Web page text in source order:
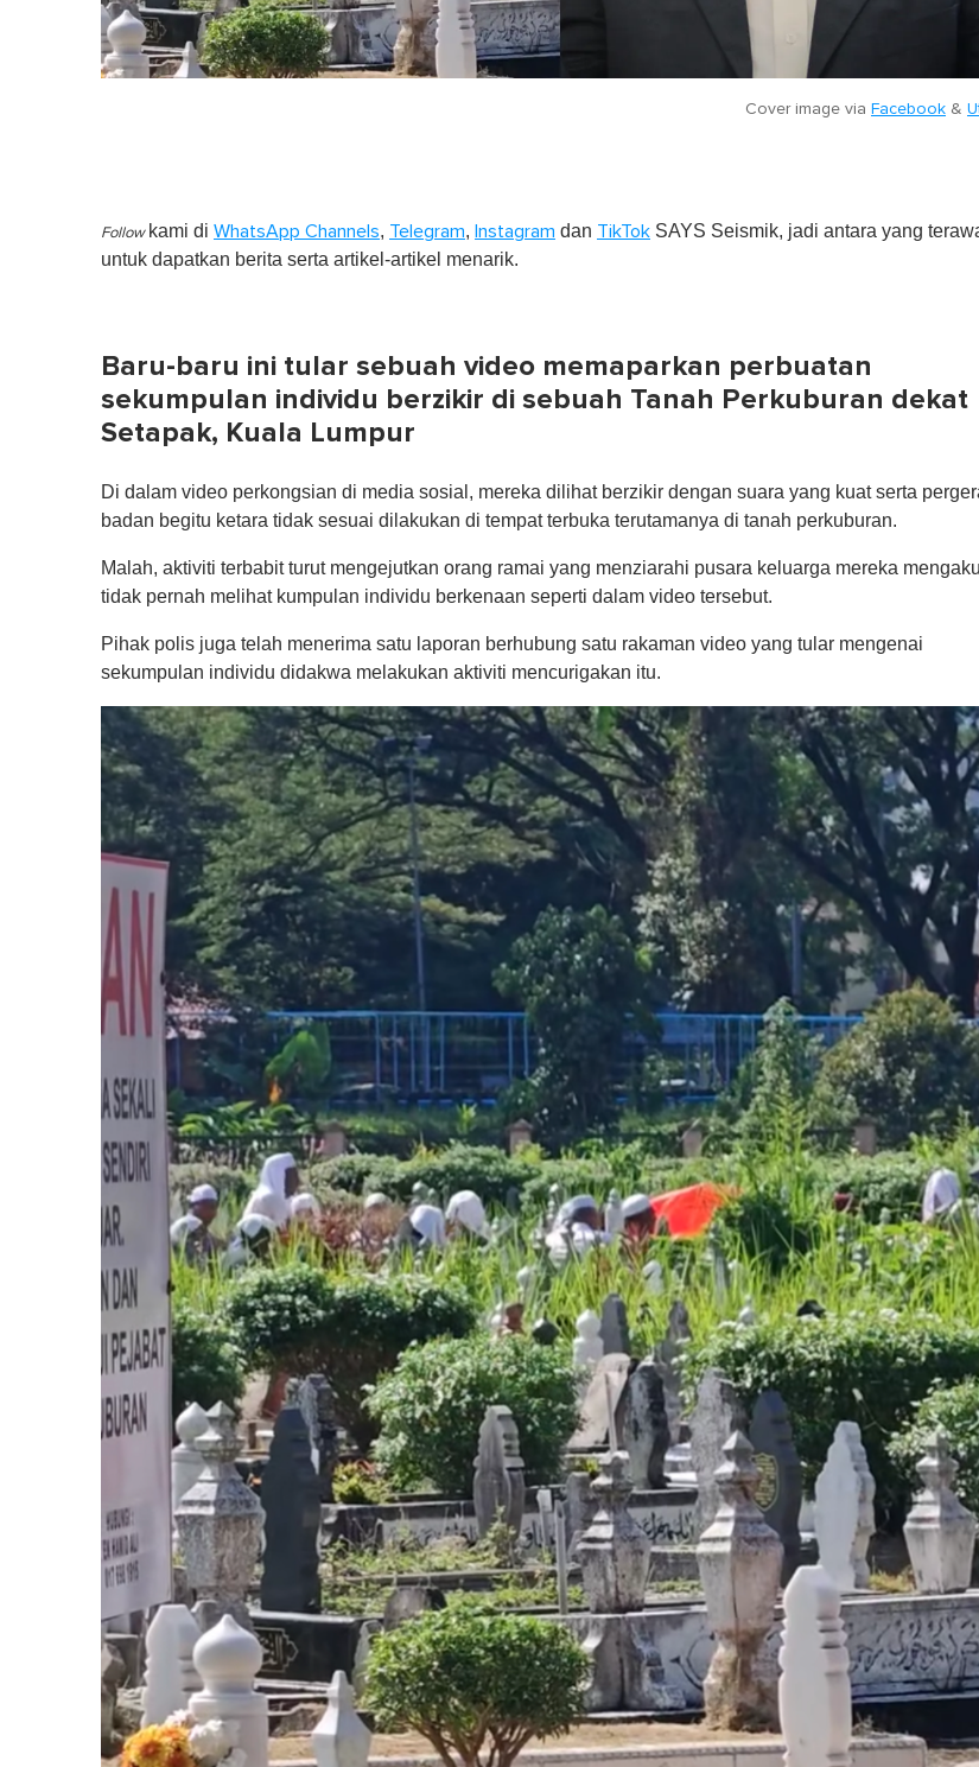
Cover image via Facebook &
Follow kami di WhatsApp Channels, Telegram, Instagram dan TikTok SAYS Seismik, jadi antara yang
untuk dapatkan berita serta artikel-artikel menarik.
Baru-baru ini tular sebuah video memaparkan perbuatan
sekumpulan individu berzikir di sebuah Tanah Perkuburan dekat
Setapak, Kuala Lumpur
Di dalam video perkongsian di media sosial, mereka dilihat berzikir dengan suara yang kuat serta
badan begitu ketara tidak sesuai dilakukan di tempat terbuka terutamanya di tanah perkuburan.
Malah, aktiviti terbabit turut mengejutkan orang ramai yang menziarahi pusara keluarga mereka
tidak pernah melihat kumpulan individu berkenaan seperti dalam video tersebut.
Pihak polis juga telah menerima satu laporan berhubung satu rakaman video yang tular mengenai
sekumpulan individu didakwa melakukan aktiviti mencurigakan itu.